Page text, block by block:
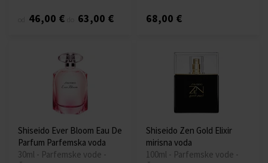
46,00 € 63,00 € 68,00 €
Shiseido Ever Bloom Eau De
Parfum Parfemska voda
30ml - Parfemske vode -
Shiseido Zen Gold Elixir
mirisna voda
100ml - Parfemske vode -